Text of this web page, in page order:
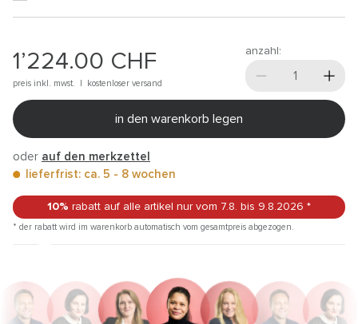
1’224.00 CHF
preis inkl. mwst. | kostenloser versand
anzahl:
in den warenkorb legen
oder auf den merkzettel
lieferfrist: ca. 5 - 8 wochen
10% rabatt auf alle artikel nur vom 7.8. bis 9.8.2026 *
* der rabatt wird im warenkorb automatisch vom gesamtpreis abgezogen.